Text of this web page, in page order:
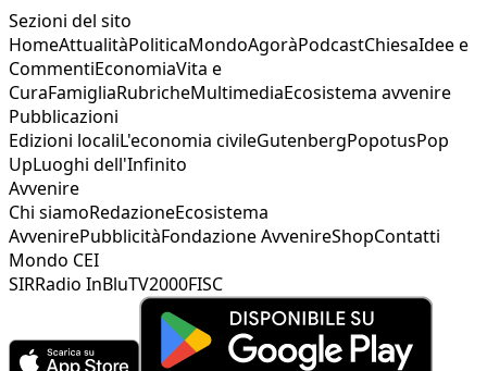
Sezioni del sito
HomeAttualitàPoliticaMondoAgoràPodcastChiesaIdee e
CommentiEconomiaVita e
CuraFamigliaRubricheMultimediaEcosistema avvenire
Pubblicazioni
Edizioni localiL'economia civileGutenbergPopotusPop
UpLuoghi dell'Infinito
Avvenire
Chi siamoRedazioneEcosistema
AvvenirePubblicitàFondazione AvvenireShopContatti
Mondo CEI
SIRRadio InBluTV2000FISC